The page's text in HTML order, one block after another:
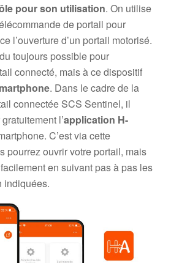
pour son utilisation. On utilise
de portail pour
l’ouverture d’un portail motorisé.
toujours possible pour
connecté, mais à ce dispositif
. Dans le cadre de la
connectée SCS Sentinel, il
l’application H-
C’est via cette
pourrez ouvrir votre portail, mais
en suivant pas à pas les
indiquées.